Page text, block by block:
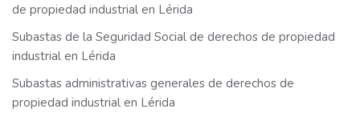
de propiedad industrial en Lérida
Subastas de la Seguridad Social de derechos de propiedad
industrial en Lérida
Subastas administrativas generales de derechos de
propiedad industrial en Lérida